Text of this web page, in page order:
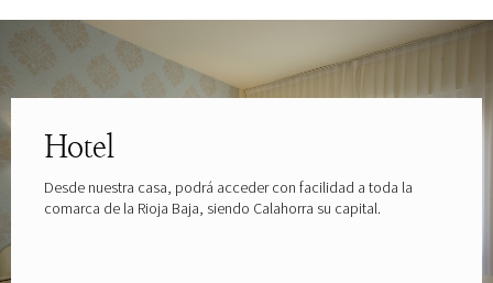
Hotel
Desde nuestra casa, podrá acceder con facilidad a toda la
comarca de la Rioja Baja, siendo Calahorra su capital.